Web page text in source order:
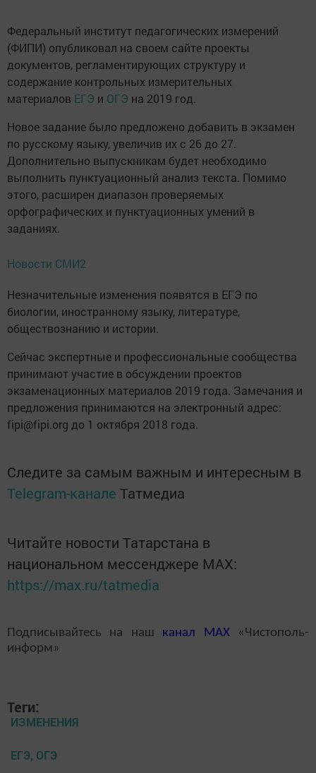
Федеральный институт педагогических измерений
(ФИПИ) опубликовал на своем сайте проекты
документов, регламентирующих структуру и
содержание контрольных измерительных
материалов ЕГЭ и ОГЭ на 2019 год.
Новое задание было предложено добавить в экзамен
по русскому языку, увеличив их с 26 до 27.
Дополнительно выпускникам будет необходимо
выполнить пунктуационный анализ текста. Помимо
этого, расширен диапазон проверяемых
орфографических и пунктуационных умений в
заданиях.
Новости СМИ2
Незначительные изменения появятся в ЕГЭ по
биологии, иностранному языку, литературе,
обществознанию и истории.
Сейчас экспертные и профессиональные сообщества
принимают участие в обсуждении проектов
экзаменационных материалов 2019 года. Замечания и
предложения принимаются на электронный адрес:
fipi@fipi.org до 1 октября 2018 года.
Следите за самым важным и интересным в
Telegram-канале Татмедиа
Читайте новости Татарстана в
национальном мессенджере MАХ:
https://max.ru/tatmedia
Подписывайтесь на наш канал MAX«Чистополь-
информ»
Теги:
ИЗМЕНЕНИЯ
ЕГЭ, ОГЭ